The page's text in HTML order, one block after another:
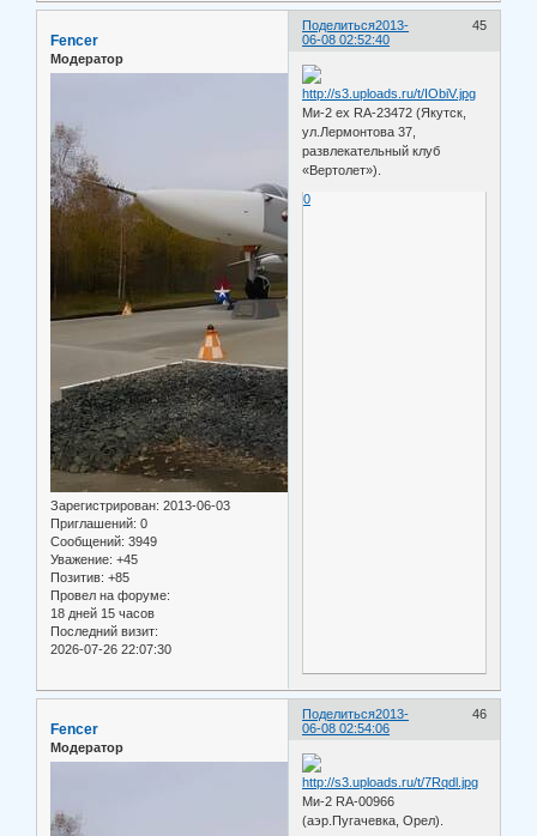
Поделиться 45
2013-
06-08 02:52:40
Fencer
Модератор
Зарегистрирован: 2013-06-03
Приглашений: 0
Сообщений: 3949
Уважение: +45
Позитив: +85
Провел на форуме:
18 дней 15 часов
Последний визит:
2026-07-26 22:07:30
Ми-2 ex RA-23472 (Якутск,
ул.Лермонтова 37,
развлекательный клуб
«Вертолет»).
0
Поделиться 46
2013-
06-08 02:54:06
Fencer
Модератор
Ми-2 RA-00966
(аэр.Пугачевка, Орел).